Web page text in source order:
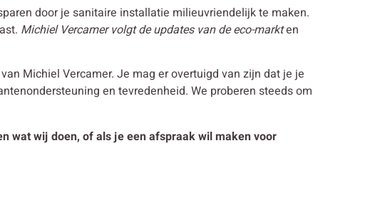
door je sanitaire installatie milieuvriendelijk te maken.
Michiel Vercamer volgt de updates van de eco-markten
Michiel Vercamer. Je mag er overtuigd van zijn dat je je
en tevredenheid. We proberen steeds om
wat wij doen, of als je een afspraak wil maken voor